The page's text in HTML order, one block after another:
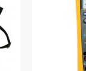
аккумулятор
от — 30°С до